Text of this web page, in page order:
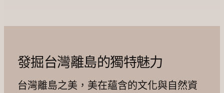
發掘台灣離島的獨特魅力
台灣離島之美，美在蘊含的文化與自然資